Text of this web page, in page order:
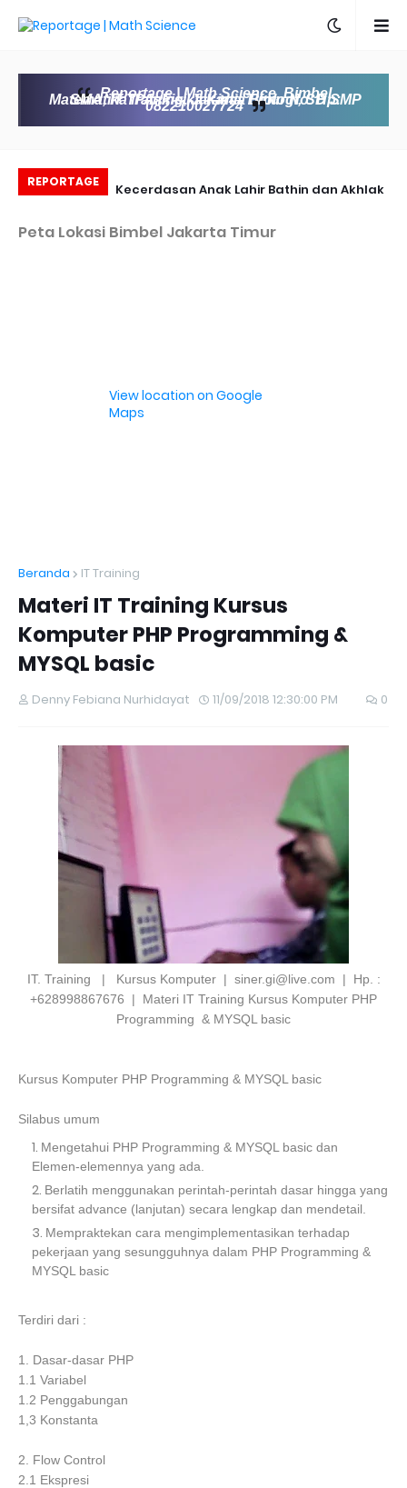
Reportage | Math Science, Bimbel
Matematika IPA, Fisika Kimia Biologi, SD SMP SMA, IT Training, Jakarta Timur No. Hp:
082210027724
REPORTAGE Kecerdasan Anak Lahir Bathin dan Akhlak
Aljabar
Peta Lokasi Bimbel Jakarta Timur
View location on Google
Maps
Beranda IT Training
Materi IT Training Kursus
Komputer PHP Programming &
MYSQL basic
Denny Febiana Nurhidayat 11/09/2018 12:30:00 PM 0
IT. Training | Kursus Komputer | siner.gi@live.com | Hp. :
+628998867676 | Materi IT Training Kursus Komputer PHP
Programming & MYSQL basic
Kursus Komputer PHP Programming & MYSQL basic
Silabus umum
Mengetahui PHP Programming & MYSQL basic dan
Elemen-elemennya yang ada.
Berlatih menggunakan perintah-perintah dasar hingga yang
bersifat advance (lanjutan) secara lengkap dan mendetail.
Mempraktekan cara mengimplementasikan terhadap
pekerjaan yang sesungguhnya dalam PHP Programming &
MYSQL basic
Terdiri dari :
1. Dasar-dasar PHP
1.1 Variabel
1.2 Penggabungan
1,3 Konstanta
2. Flow Control
2.1 Ekspresi